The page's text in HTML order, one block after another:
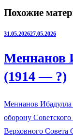
Похожие
31.05.202627.05.2026
Меннанов
(1914 — ?)
Меннанов Ибадулла
оборону
Верховного Совета